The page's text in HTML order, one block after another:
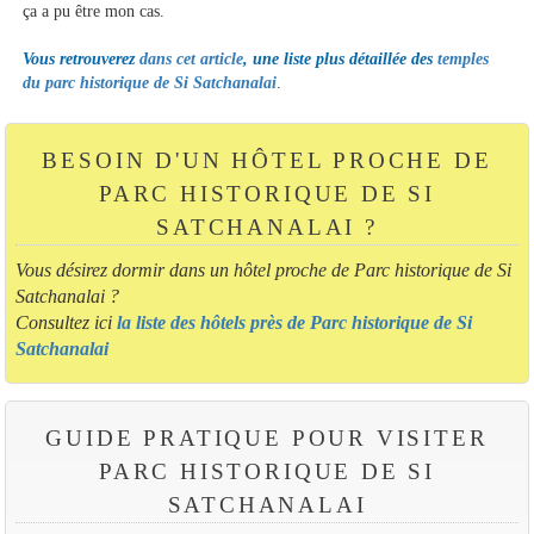
ça a pu être mon cas.
Vous retrouverezdans cet article, une liste plus détaillée destemples
du parc historique de Si Satchanalai
BESOIN D'UN HÔTEL PROCHE DE
PARC HISTORIQUE DE SI
SATCHANALAI ?
Vous désirez dormir dans un hôtel proche de Parc historique de Si
Satchanalai ?
Consultez ici la liste des hôtels près de Parc historique de Si
Satchanalai
GUIDE PRATIQUE POUR VISITER
PARC HISTORIQUE DE SI
SATCHANALAI